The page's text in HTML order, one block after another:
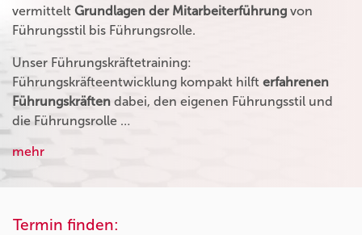
vermittelt Grundlagen der Mitarbeiterführung von
Führungsstil bis Führungsrolle.
Unser Führungskräftetraining:
Führungskräfteentwicklung kompakt hilft erfahrenen
Führungskräften dabei, den eigenen Führungsstil und
die Führungsrolle …
mehr
Termin finden: